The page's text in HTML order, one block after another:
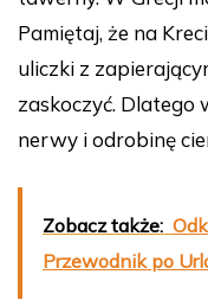
Pamiętaj, że na
uliczki z
zaskoczyć. Dlatego
nerwy i odrobinę
Zobacz także:
Przewodnik po